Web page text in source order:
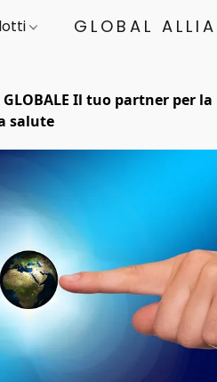
GLOBAL
GLOBALE Il tuo partner per la
salute